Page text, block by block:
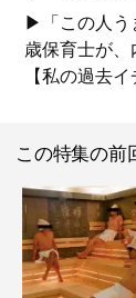
▶「この人う
歳保育士が
【私の過去イ
この特集の前